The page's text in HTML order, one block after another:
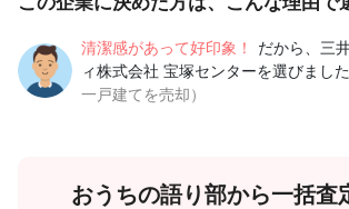
清潔感があって好印象！
だから、三
ィ株式会社 宝塚センターを選びました
一戸建てを売却）
おうちの語り部から一括査